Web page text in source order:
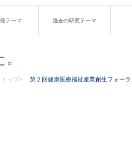
テーマ 過去の研究テーマ
トップ> 第２回健康医療福祉産業創生フォーラ